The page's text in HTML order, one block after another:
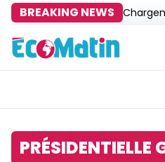
BREAKING NEWS